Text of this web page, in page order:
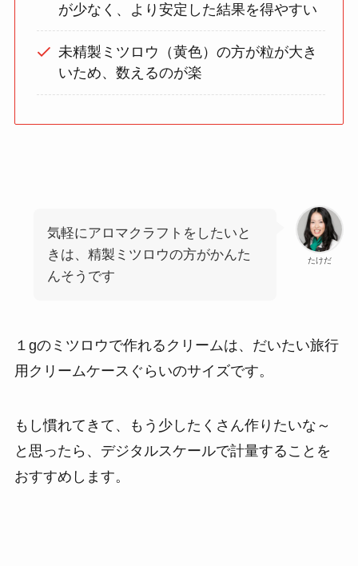
が少なく、より安定した結果を得やすい
未精製ミツロウ（黄色）の方が粒が大き
いため、数えるのが楽
たけだ
気軽にアロマクラフトをしたいと
きは、精製ミツロウの方がかんた
んそうです
１gのミツロウで作れるクリームは、だいたい旅行
用クリームケースぐらいのサイズです。
もし慣れてきて、もう少したくさん作りたいな～
と思ったら、デジタルスケールで計量することを
おすすめします。